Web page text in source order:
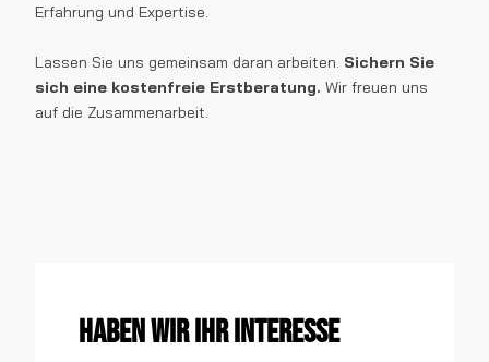
Erfahrung und Expertise.
Lassen Sie uns gemeinsam daran arbeiten. Sichern Sie
sich eine kostenfreie Erstberatung. Wir freuen uns
auf die Zusammenarbeit.
Haben wir Ihr Interesse